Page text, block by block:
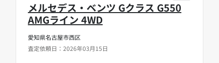
愛知県名古屋市西区
査定依頼日：2026年03月15日
メルセデス・ベンツ Gクラス G550
AMGライン 4WD